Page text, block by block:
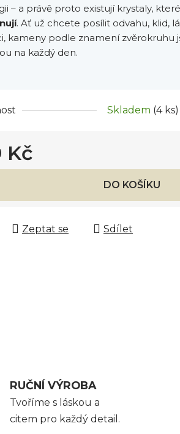
– a právě proto existují krystaly,
. Ať už chcete posílit odvahu, klid,
kameny podle znamení zvěrokruhu
na každý den.
Skladem (4 ks)
Kč
DO KOŠÍKU
Zeptat se Sdílet
RUČNÍ VÝROBA
Tvoříme s láskou a
citem pro každý detail.